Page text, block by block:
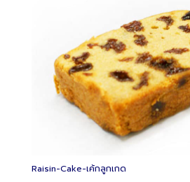
Raisin-Cake-เค้กลูกเกด